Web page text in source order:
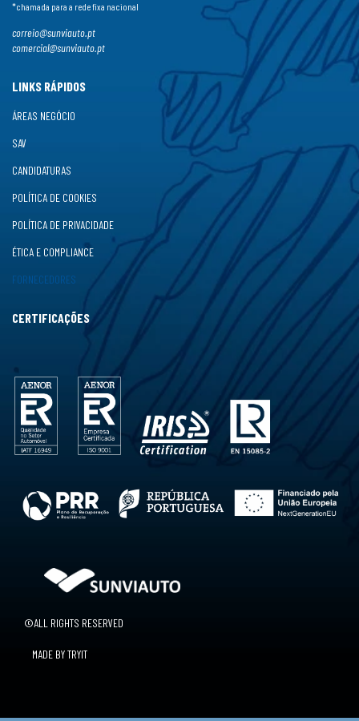
*chamada para a rede fixa nacional
correio@sunviauto.pt
comercial@sunviauto.pt
LINKS RÁPIDOS
ÁREAS NEGÓCIO
SAV
CANDIDATURAS
POLÍTICA DE COOKIES
POLÍTICA DE PRIVACIDADE
ÉTICA E COMPLIANCE
FORNECEDORES
CERTIFICAÇÕES
©ALL RIGHTS RESERVED
MADE BY TRYIT